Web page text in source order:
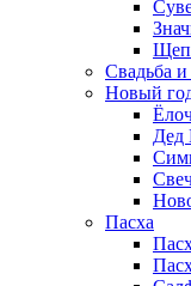
Свадьба
Новый
Дед
Пасха